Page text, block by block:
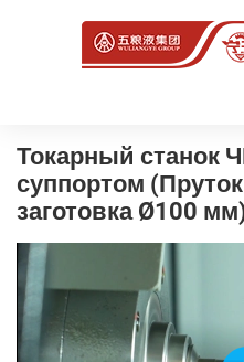
Токарный станок
суппортом
заготовка Ø100